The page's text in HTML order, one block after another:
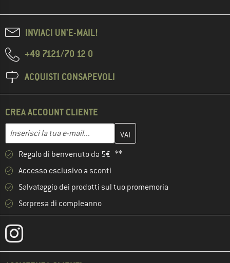
INVIACI UN'E-MAIL!
+49 7121/70 12 0
ACQUISTI CONSAPEVOLI
CREA ACCOUNT CLIENTE
Indirizzo e-mail
Inserisci qui il tuo indirizzo e-mail e crea il tuo account cliente
Regalo di benvenuto da 5€ **
Accesso esclusivo a sconti
Salvataggio dei prodotti sul tuo promemoria
Sorpresa di compleanno